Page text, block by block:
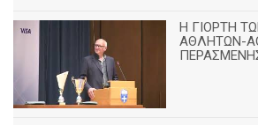
Η ΓΙΟΡΤΗ
ΑΘΛΗΤΩΝ-